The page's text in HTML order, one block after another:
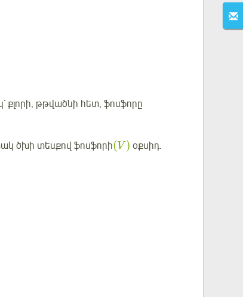
քլորի, թթվածնի հետ, ֆոսֆորը
ծխի տեսքով ֆոսֆորի(V) օքսիդ.